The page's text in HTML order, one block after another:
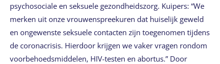
psychosociale en seksuele gezondheidszorg. Kuipers: “We
merken uit onze vrouwenspreekuren dat huiselijk geweld
en ongewenste seksuele contacten zijn toegenomen tijdens
de coronacrisis. Hierdoor krijgen we vaker vragen rondom
voorbehoedsmiddelen, HIV-testen en abortus.” Door